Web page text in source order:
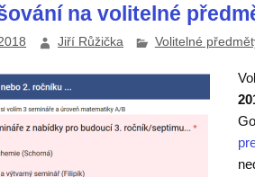
na volitelné
Jiří Růžička Volitelné